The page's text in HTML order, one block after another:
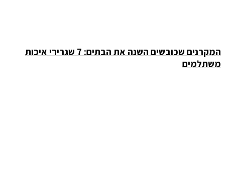
המקרנים שכובשים השנה את הבתים: 7 שגרירי איכות
משתלמים